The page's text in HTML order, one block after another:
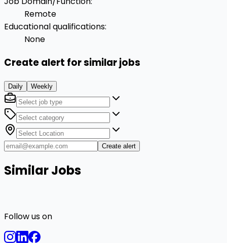
Remote
Educational qualifications:
None
Create alert for similar jobs
Daily Weekly
Create alert
Similar Jobs
Follow us on